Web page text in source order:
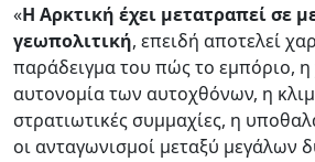
«Η Αρκτική έχει μετατραπεί σε
γεωπολιτική, επειδή αποτελεί
παράδειγμα του πώς το εμπόριο,
αυτονομία των αυτοχθόνων, η
στρατιωτικές συμμαχίες, η
οι ανταγωνισμοί μεταξύ μεγάλων